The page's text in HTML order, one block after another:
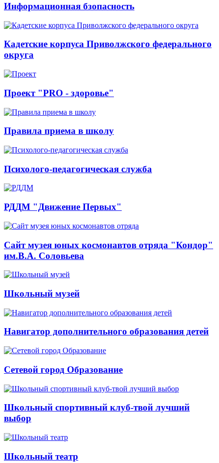
Информационная бзопасность
Кадетские корпуса Приволжского федерального
округа
Проект "PRO - здоровье"
Правила приема в школу
Психолого-педагогическая служба
РДДМ "Движение Первых"
Сайт музея юных космонавтов отряда "Кондор"
им.В.А. Соловьева
Школьный музей
Навигатор дополнительного образования детей
Сетевой город Образование
Школьный спортивный клуб-твой лучший
выбор
Школьный театр